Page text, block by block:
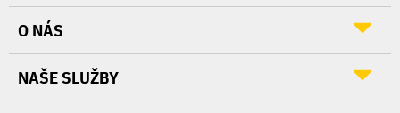
O NÁS
NAŠE SLUŽBY